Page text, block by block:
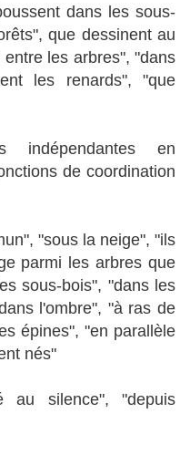
dans les sous-
que dessinent au
les arbres", "dans
les renards", "que
indépendantes en
de coordination
"sous la neige", "ils
parmi les arbres que
sous-bois", "dans les
l'ombre", "à ras de
épines", "en parallèle
nés"
au silence", "depuis